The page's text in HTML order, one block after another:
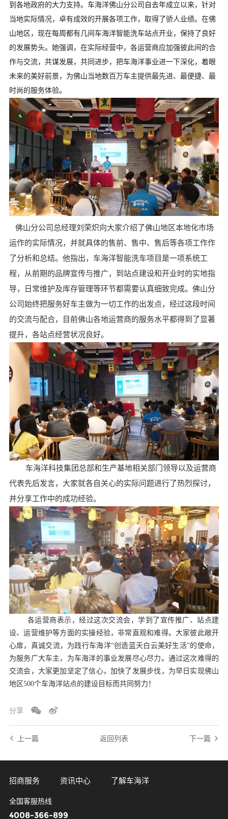
到各地政府的大力支持。车海洋佛山分公司自去年成立以来，针对
当地实际情况，卓有成效的开展各项工作，取得了骄人业绩。在佛
山地区，现在每周都有几间车海洋智能洗车站点开业，保持了良好
的发展势头。她强调，在实际经营中，各运营商应加强彼此间的合
作与交流，共谋发展，共同进步，把车海洋事业进一下深化，着眼
未来的美好前景，为佛山当地数百万车主提供最先进、最便捷、最
时尚的服务体验。
佛山分公司总经理刘荣炽向大家介绍了佛山地区本地化市场
运作的实际情况，并就具体的售前、售中、售后等各项工作作
了分析和总结。他指出，车海洋智能洗车项目是一项系统工
程，从前期的品牌宣传与推广，到站点建设和开业时的实地指
导，日常维护及库存管理等环节都需要认真细致完成。佛山分
公司始终把服务好车主做为一切工作的出发点，经过这段时间
的交流与配合，目前佛山各地运营商的服务水平都得到了显著
提升，各站点经营状况良好。
车海洋科技集团总部和生产基地相关部门领导以及运营商
代表先后发言，大家就各自关心的实际问题进行了热烈探讨，
并分享工作中的成功经验。
各运营商表示，经过这次交流会，学到了宣传推广、站点建
设、运营维护等方面的实操经验，非常直观和难得。大家彼此敞开
心扉，真诚交流，为践行车海洋“创造蓝天白云美好生活”的使命，
为服务广大车主，为车海洋的事业发展尽心尽力。通过这次难得的
交流会，大家更加坚定了信心，加快了发展步伐，为早日实现佛山
地区500个车海洋站点的建设目标而共同努力！
分享
上一篇 返回列表 下一篇
招商服务 资讯中心 了解车海洋
全国客服热线
4008-366-899